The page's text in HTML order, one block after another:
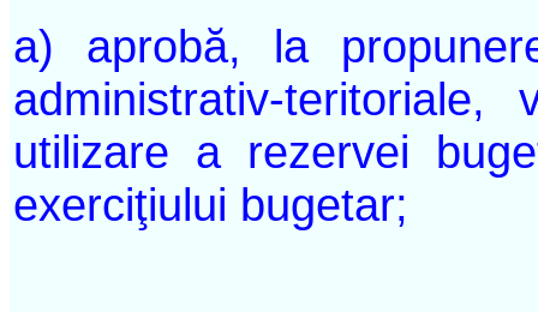
a) aprobă, la
administrativ-
utilizare a rezervei
exerciţiului bugetar;